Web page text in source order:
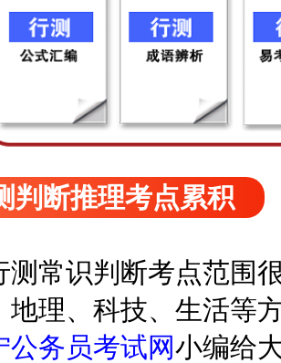
判断推理考点累积
识判断考点范围很
地理、科技、生活等
公务员考试网小编给